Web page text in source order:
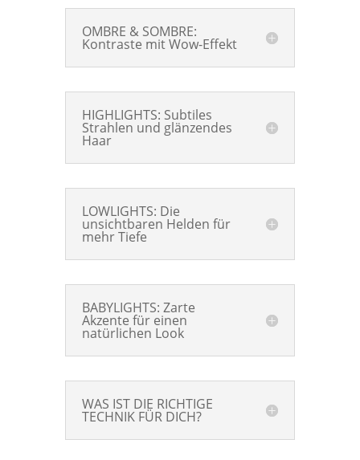
OMBRE & SOMBRE:
Kontraste mit Wow-Effekt
HIGHLIGHTS: Subtiles
Strahlen und glänzendes
Haar
LOWLIGHTS: Die
unsichtbaren Helden für
mehr Tiefe
BABYLIGHTS: Zarte
Akzente für einen
natürlichen Look
WAS IST DIE RICHTIGE
TECHNIK FÜR DICH?